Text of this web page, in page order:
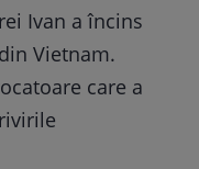
Ivan a încins
Vietnam.
care a